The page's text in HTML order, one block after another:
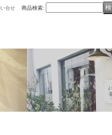
合せ 商品検索: